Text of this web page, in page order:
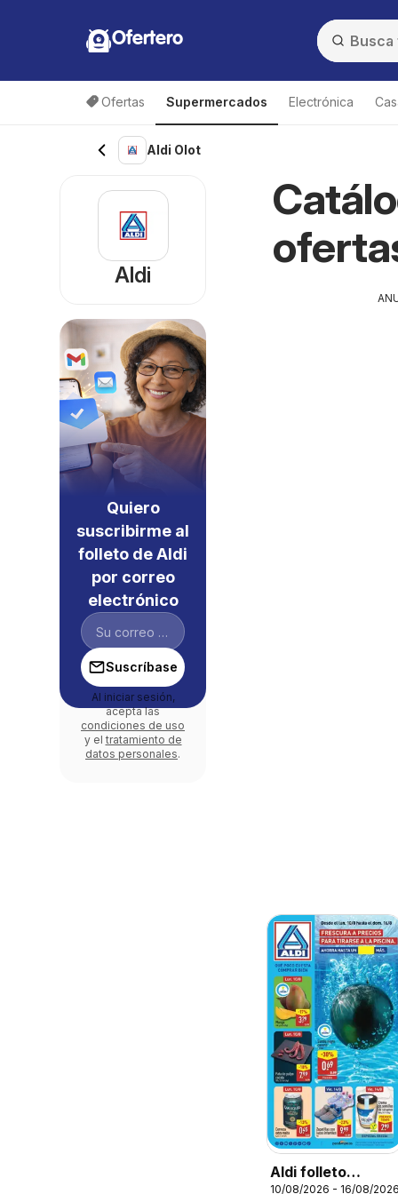
Ofertero
Ofertas Supermercados Electrónica
Aldi Olot
Aldi folleto
10/08/2026 - 16/08/
Aldi
Quiero
suscribirme al
folleto de Aldi
por correo
electrónico
Suscríbase
Al iniciar sesión,
acepta las
condiciones de uso
y el tratamiento de
datos personales.